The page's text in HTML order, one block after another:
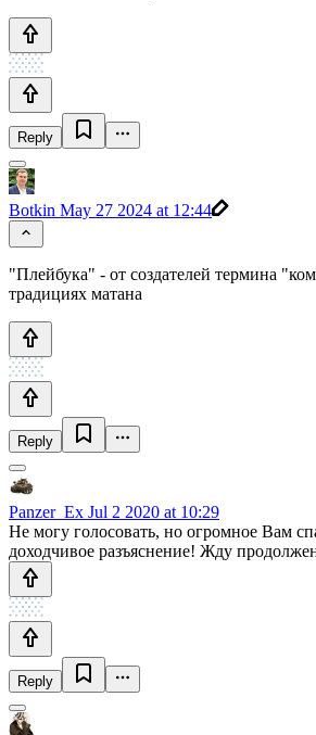
Reply
Botkin May 27 2024 at 12:44
"Плейбука" - от создателей термина
традициях матана
Reply
Panzer_Ex Jul 2 2020 at 10:29
Не могу голосовать, но огромное Вам
доходчивое разъяснение! Жду
Reply